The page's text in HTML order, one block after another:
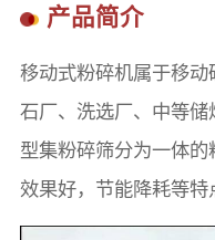
产品简介
移动式粉碎机属于移
石厂、洗选厂、中等
型集粉碎筛分为一体
效果好，节能降耗等特